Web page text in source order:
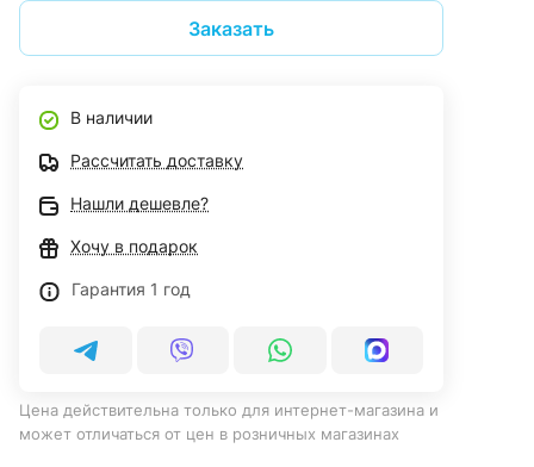
Заказать
В наличии
Рассчитать доставку
Нашли дешевле?
Хочу в подарок
Гарантия 1 год
Цена действительна только для интернет-магазина и
может отличаться от цен в розничных магазинах